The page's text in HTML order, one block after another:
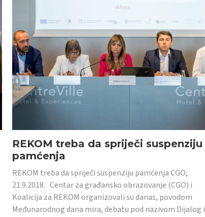
REKOM treba da spriječi suspenziju
pamćenja
REKOM treba da spriječi suspenziju pamćenja CGO,
21.9.2018. Centar za građansko obrazovanje (CGO) i
Koalicija za REKOM organizovali su danas, povodom
Međunarodnog dana mira, debatu pod nazivom Dijalog i